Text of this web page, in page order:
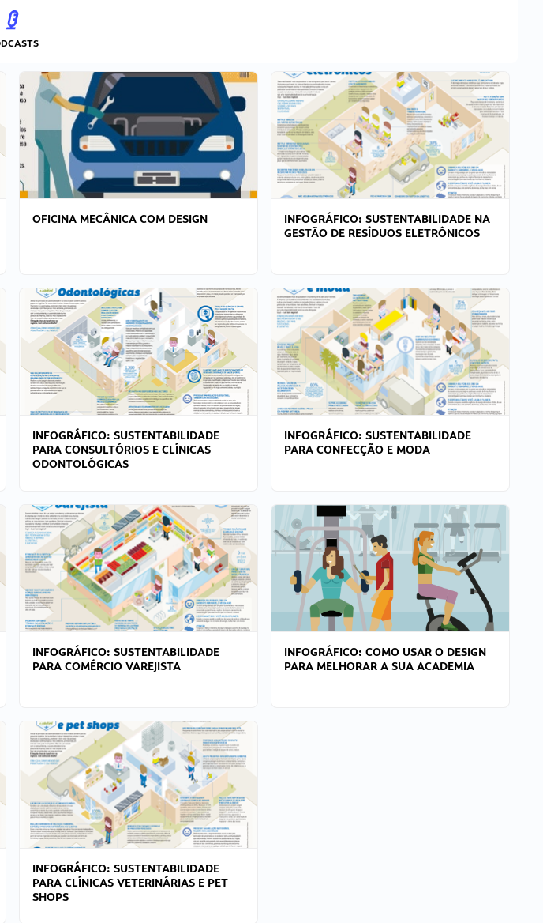
OFICINA MECÂNICA COM DESIGN
INFOGRÁFICO: SUSTENTABILIDADE NA
GESTÃO DE RESÍDUOS ELETRÔNICOS
INFOGRÁFICO: SUSTENTABILIDADE
PARA CONSULTÓRIOS E CLÍNICAS
ODONTOLÓGICAS
INFOGRÁFICO: SUSTENTABILIDADE
PARA CONFECÇÃO E MODA
INFOGRÁFICO: SUSTENTABILIDADE
PARA COMÉRCIO VAREJISTA
INFOGRÁFICO: COMO USAR O DESIGN
PARA MELHORAR A SUA ACADEMIA
INFOGRÁFICO: SUSTENTABILIDADE
PARA CLÍNICAS VETERINÁRIAS E PET
SHOPS